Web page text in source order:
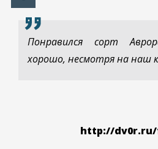
Понравился сорт
хорошо, несмотря на наш
http://dv0r.ru/